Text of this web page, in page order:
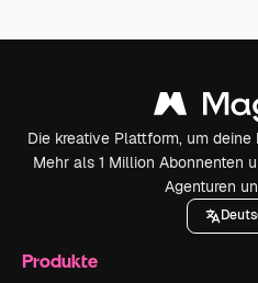
Die kreative Plattform, um
Mehr als 1 Million Abonnenten
Agenturen
Produkte